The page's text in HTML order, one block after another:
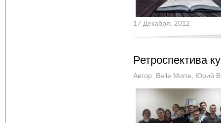
17 Декабря, 2012
Ретроспектива
Автор: Belle Morte Юрий